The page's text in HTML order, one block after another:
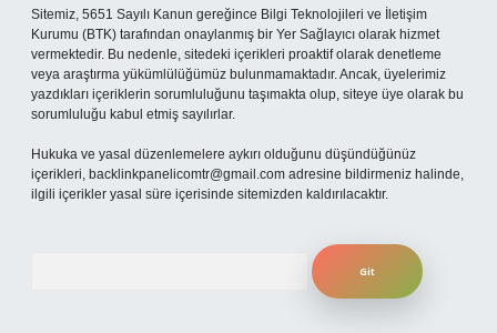
Sitemiz, 5651 Sayılı Kanun gereğince Bilgi Teknolojileri ve İletişim
Kurumu (BTK) tarafından onaylanmış bir Yer Sağlayıcı olarak hizmet
vermektedir. Bu nedenle, sitedeki içerikleri proaktif olarak denetleme
veya araştırma yükümlülüğümüz bulunmamaktadır. Ancak, üyelerimiz
yazdıkları içeriklerin sorumluluğunu taşımakta olup, siteye üye olarak bu
sorumluluğu kabul etmiş sayılırlar.
Hukuka ve yasal düzenlemelere aykırı olduğunu düşündüğünüz
içerikleri, backlinkpanelicomtr@gmail.com adresine bildirmeniz halinde,
ilgili içerikler yasal süre içerisinde sitemizden kaldırılacaktır.